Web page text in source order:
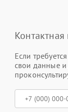
Если
свои данные и